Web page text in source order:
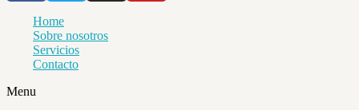
Home
Sobre nosotros
Servicios
Contacto
Menu